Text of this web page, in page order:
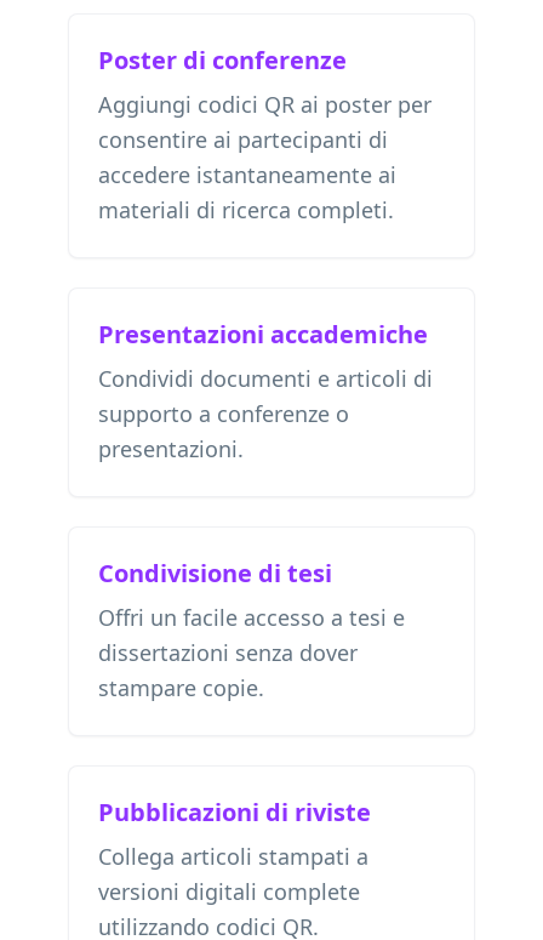
Poster di conferenze
Aggiungi codici QR ai poster per
consentire ai partecipanti di
accedere istantaneamente ai
materiali di ricerca completi.
Presentazioni accademiche
Condividi documenti e articoli di
supporto a conferenze o
presentazioni.
Condivisione di tesi
Offri un facile accesso a tesi e
dissertazioni senza dover
stampare copie.
Pubblicazioni di riviste
Collega articoli stampati a
versioni digitali complete
utilizzando codici QR.